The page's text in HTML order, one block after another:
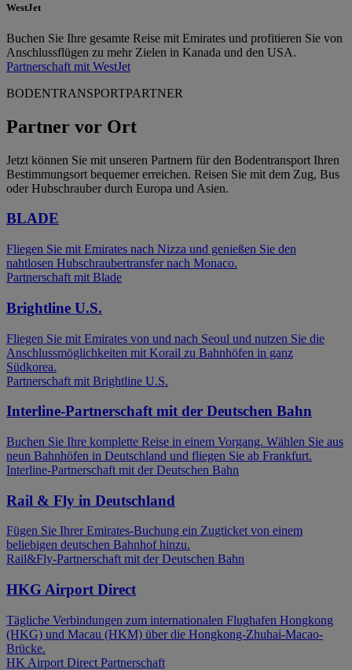
WestJet
Buchen Sie Ihre gesamte Reise mit Emirates und profitieren Sie von
Anschlussflügen zu mehr Zielen in Kanada und den USA.
Partnerschaft mit WestJet
BODENTRANSPORTPARTNER
Partner vor Ort
Jetzt können Sie mit unseren Partnern für den Bodentransport Ihren
Bestimmungsort bequemer erreichen. Reisen Sie mit dem Zug, Bus
oder Hubschrauber durch Europa und Asien.
BLADE
Fliegen Sie mit Emirates nach Nizza und genießen Sie den
nahtlosen Hubschraubertransfer nach Monaco.
Partnerschaft mit Blade
Brightline U.S.
Fliegen Sie mit Emirates von und nach Seoul und nutzen Sie die
Anschlussmöglichkeiten mit Korail zu Bahnhöfen in ganz
Südkorea.
Partnerschaft mit Brightline U.S.
Interline-Partnerschaft mit der Deutschen Bahn
Buchen Sie Ihre komplette Reise in einem Vorgang. Wählen Sie aus
neun Bahnhöfen in Deutschland und fliegen Sie ab Frankfurt.
Interline-Partnerschaft mit der Deutschen Bahn
Rail & Fly in Deutschland
Fügen Sie Ihrer Emirates-Buchung ein Zugticket von einem
beliebigen deutschen Bahnhof hinzu.
Rail&Fly-Partnerschaft mit der Deutschen Bahn
HKG Airport Direct
Tägliche Verbindungen zum internationalen Flughafen Hongkong
(HKG) und Macau (HKM) über die Hongkong-Zhuhai-Macao-
Brücke.
HK Airport Direct Partnerschaft